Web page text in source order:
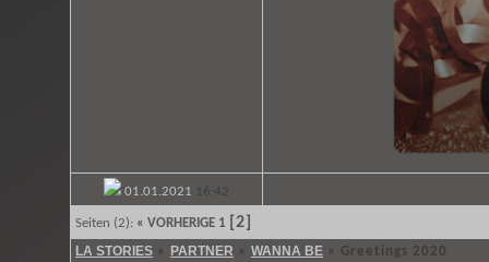
01.01.2021 16:42
Seiten (2): « VORHERIGE 1 [2]
LA STORIES » PARTNER » WANNA BE » Greetings 2020